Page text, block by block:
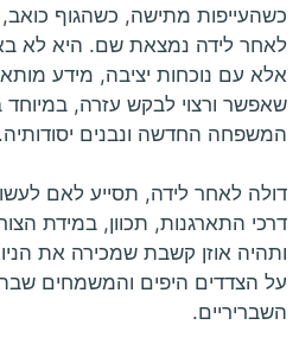
כשהעייפות מתישה, כשהגוף
לאחר לידה נמצאת שם. היא לא
אלא עם נוכחות יציבה, מידע
שאפשר ורצוי לבקש עזרה,
המשפחה החדשה ונבנים יסודותיה.
דולה לאחר לידה, תסייע לאם
דרכי התארגנות, תכוון, במידת
ותהיה אוזן קשבת שמכירה את
על הצדדים היפים והמשמחים
השבריריים.